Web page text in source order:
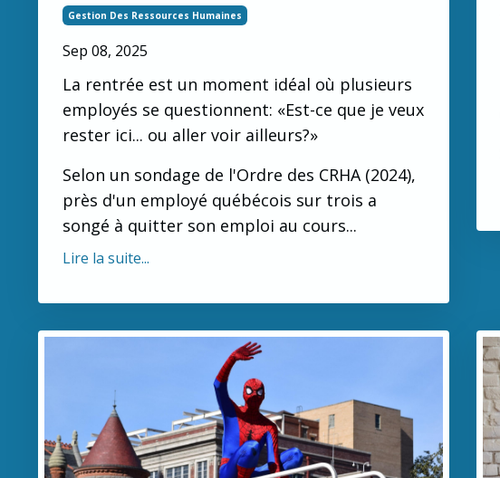
Gestion Des Ressources Humaines
Sep 08, 2025
La rentrée est un moment idéal où plusieurs
employés se questionnent: «Est-ce que je veux
rester ici... ou aller voir ailleurs?»
Selon un sondage de l'Ordre des CRHA (2024),
près d'un employé québécois sur trois a
songé à quitter son emploi au cours...
Lire la suite...